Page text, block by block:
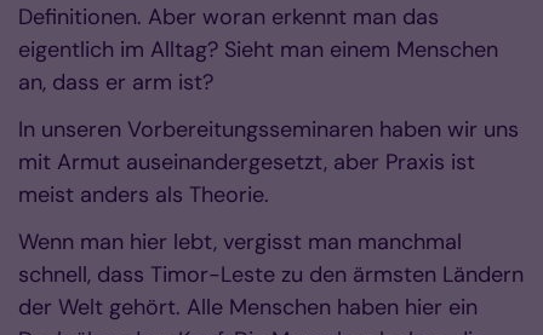
Definitionen. Aber woran erkennt man das
eigentlich im Alltag? Sieht man einem Menschen
an, dass er arm ist?
In unseren Vorbereitungsseminaren haben wir uns
mit Armut auseinandergesetzt, aber Praxis ist
meist anders als Theorie.
Wenn man hier lebt, vergisst man manchmal
schnell, dass Timor-Leste zu den ärmsten Ländern
der Welt gehört. Alle Menschen haben hier ein